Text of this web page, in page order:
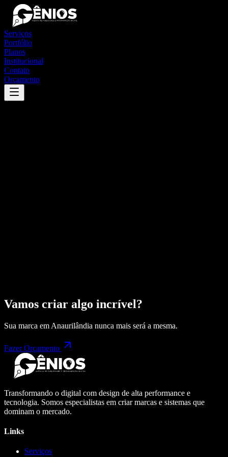
Serviços
Portfólio
Planos
Institucional
Contato
Orçamento
Vamos criar algo incrível?
Sua marca em Anaurilândia nunca mais será a mesma.
Fazer Orçamento
Transformando o digital com design de alta performance e
tecnologia. Somos especialistas em criar marcas e sistemas que
dominam o mercado.
Links
Serviços